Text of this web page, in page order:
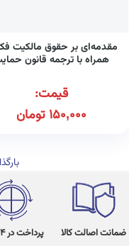
مقدمه‌ای بر حقوق مالکیت
همراه با ترجمه قانون
قیمت:
150,000تومان
ضمانت اصالت کالا پرداخت در 4 قسط